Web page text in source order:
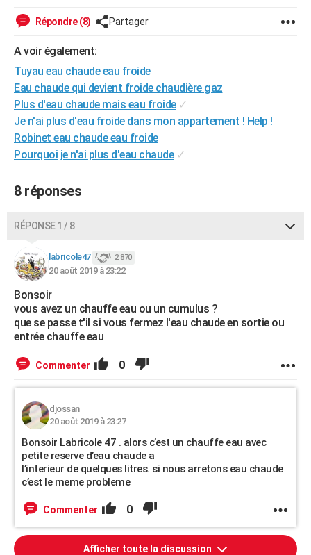
S'inscrire
Se connecter
Lycées
Collèges
Primaires
Universités
Entreprises
Service militaire
Avis de recherche
Bricolage
Lifestyle
Culture
Sport
Auto
Television
Voyage
Cinema
Répondre (8) Partager
A voir également:
Tuyau eau chaude eau froide
Eau chaude qui devient froide chaudière gaz
Plus d'eau chaude mais eau froide ✓
Je n'ai plus d'eau froide dans mon appartement ! Help !
Robinet eau chaude eau froide
Pourquoi je n'ai plus d'eau chaude ✓
8 réponses
RÉPONSE 1 / 8
labricole47 2 870
20 août 2019 à 23:22
Bonsoir
vous avez un chauffe eau ou un cumulus ?
que se passe t'il si vous fermez l'eau chaude en sortie ou
entrée chauffe eau
Commenter 0
djossan
20 août 2019 à 23:27
Bonsoir Labricole 47 . alors c’est un chauffe eau avec
petite reserve d’eau chaude a
l’interieur de quelques litres. si nous arretons eau chaude
c’est le meme probleme
Commenter 0
Afficher toute la discussion